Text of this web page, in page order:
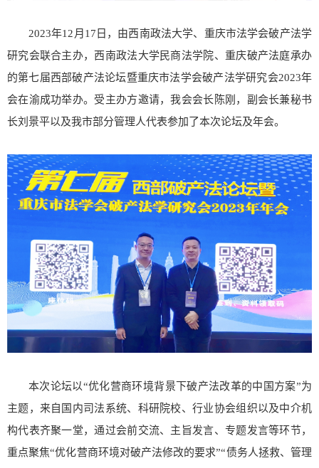
2023年12月17日，由西南政法大学、重庆市法学会破产法学
研究会联合主办，西南政法大学民商法学院、重庆破产法庭承办
的第七届西部破产法论坛暨重庆市法学会破产法学研究会2023年
会在渝成功举办。受主办方邀请，我会会长陈刚，副会长兼秘书
长刘景平以及我市部分管理人代表参加了本次论坛及年会。
本次论坛以“优化营商环境背景下破产法改革的中国方案”为
主题，来自国内司法系统、科研院校、行业协会组织以及中介机
构代表齐聚一堂，通过会前交流、主旨发言、专题发言等环节，
重点聚焦“优化营商环境对破产法修改的要求”“债务人拯救、管理